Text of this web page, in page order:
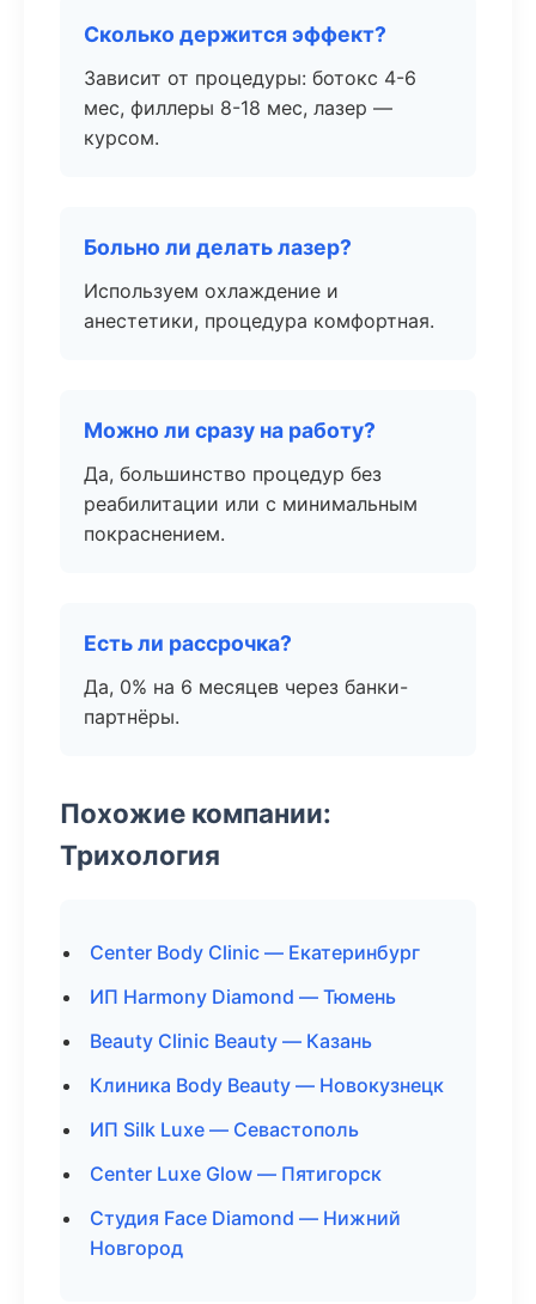
Сколько держится эффект?
Зависит от процедуры: ботокс 4-6
мес, филлеры 8-18 мес, лазер —
курсом.
Больно ли делать лазер?
Используем охлаждение и
анестетики, процедура комфортная.
Можно ли сразу на работу?
Да, большинство процедур без
реабилитации или с минимальным
покраснением.
Есть ли рассрочка?
Да, 0% на 6 месяцев через банки-
партнёры.
Похожие компании:
Трихология
Center Body Clinic — Екатеринбург
ИП Harmony Diamond — Тюмень
Beauty Clinic Beauty — Казань
Клиника Body Beauty — Новокузнецк
ИП Silk Luxe — Севастополь
Center Luxe Glow — Пятигорск
Студия Face Diamond — Нижний
Новгород